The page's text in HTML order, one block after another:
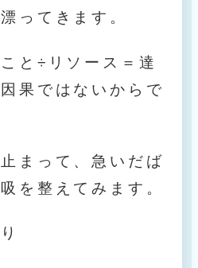
ってきます。
と÷リソース＝達
果ではないからで
まって、急いだば
を整えてみます。